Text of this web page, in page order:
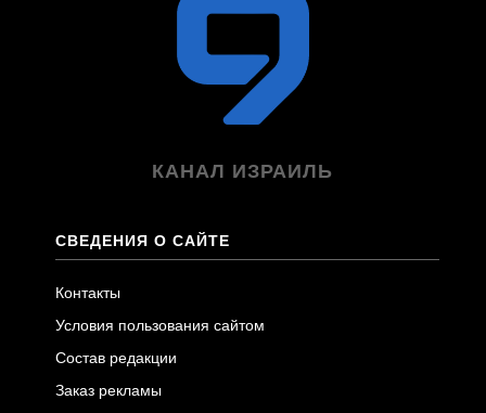
КАНАЛ ИЗРАИЛЬ
СВЕДЕНИЯ О САЙТЕ
Контакты
Условия пользования сайтом
Состав редакции
Заказ рекламы